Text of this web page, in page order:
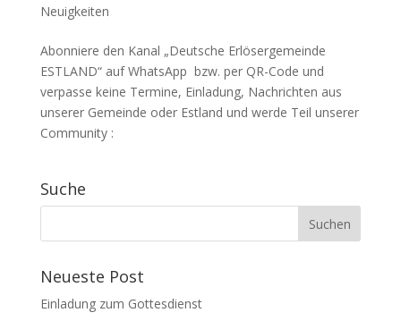
Neuigkeiten
Abonniere den Kanal „Deutsche Erlösergemeinde
ESTLAND“ auf WhatsApp bzw. per QR-Code und
verpasse keine Termine, Einladung, Nachrichten aus
unserer Gemeinde oder Estland und werde Teil unserer
Community :
Suche
Neueste Post
Einladung zum Gottesdienst